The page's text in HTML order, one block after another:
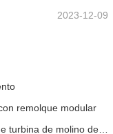
2023-12-09
remolque modular